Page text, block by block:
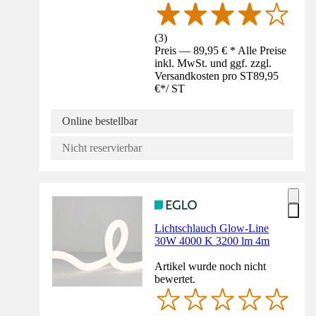
(3)
Preis — 89,95 € * Alle Preise
inkl. MwSt. und ggf. zzgl.
Versandkosten pro ST89,95
€*/ ST
Online bestellbar
Nicht reservierbar
Lichtschlauch Glow-Line
30W 4000 K 3200 lm 4m
Artikel wurde noch nicht
bewertet.